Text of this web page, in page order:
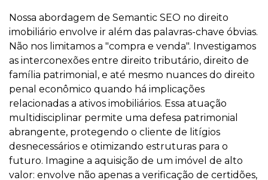
Nossa abordagem de Semantic SEO no direito
imobiliário envolve ir além das palavras-chave óbvias.
Não nos limitamos a "compra e venda". Investigamos
as interconexões entre direito tributário, direito de
família patrimonial, e até mesmo nuances do direito
penal econômico quando há implicações
relacionadas a ativos imobiliários. Essa atuação
multidisciplinar permite uma defesa patrimonial
abrangente, protegendo o cliente de litígios
desnecessários e otimizando estruturas para o
futuro. Imagine a aquisição de um imóvel de alto
valor: envolve não apenas a verificação de certidões,